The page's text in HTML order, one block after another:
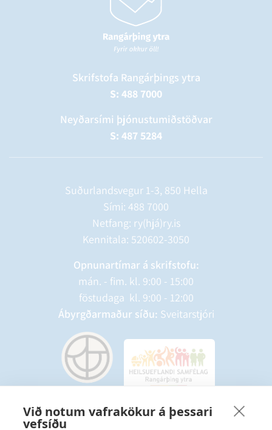
Við notum vafrakökur á þessari
vefsíðu
Skrifstofa Rangárþings ytra
S: 488 7000
Neyðarsími þjónustumiðstöðvar
S: 487 5284
Suðurlandsvegur 1-3, 850 Hella
Sími: 488 7000
Netfang: ry(hjá)ry.is
Kennitala: 520602-3050
Opnunartímar á skrifstofu:
mán. - fim. kl. 9:00 - 15:00
föstudaga kl. 9:00 - 12:00
Ábyrgðarmaður síðu: Sveitarstjóri
Starfsmannavefur